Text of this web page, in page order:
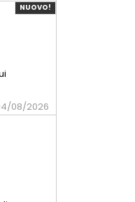
NUOVO!
08/2026